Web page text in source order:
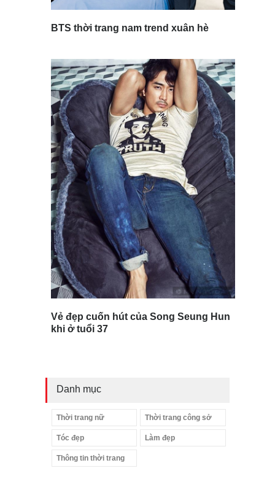
BTS thời trang nam trend xuân hè
Vẻ đẹp cuốn hút của Song Seung Hun
khi ở tuổi 37
Danh mục
Thời trang nữ Thời trang công sở
Tóc đẹp Làm đẹp
Thông tin thời trang